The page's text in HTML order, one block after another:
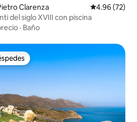
Clarenza Calificación
4.96 (72)
del siglo XVIII con piscina
· Baño
preferido